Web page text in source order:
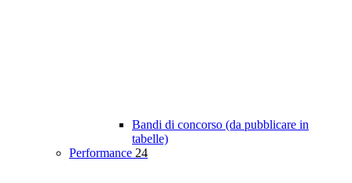
Bandi di concorso (da pubblicare in
tabelle)
Performance 24